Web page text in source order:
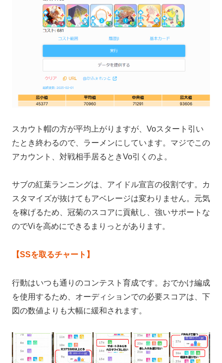
スカウト帽の方が平均上がりますが、Voスタート引い
たとき終わるので、ラーメンにしています。マジでこの
アカウント、対戦相手居るときVo引くのよ。
サブの紅葉ランニングは、アイドル宣言の役割です。カ
スタマイズが抜けてもアベレージは変わりません。元気
を稼げるため、冠菊のスコアに貢献し、強いサポートな
のでViを高めにできるまりっとがあります。
【SSを取るチャート】
行動はいつも通りのコンテスト育成です。おでかけ編成
を使用するため、オーディションでの必要スコアは、下
図の数値よりも大幅に緩和されます。